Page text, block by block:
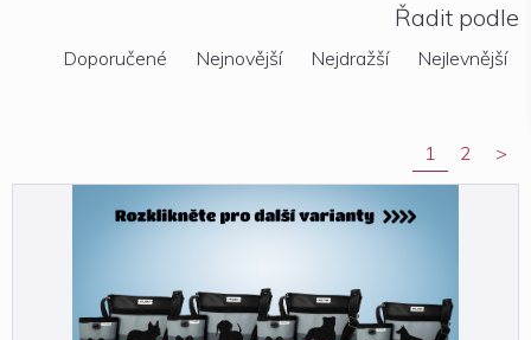
Řadit podle
Doporučené Nejnovější Nejdražší Nejlevnější
1 2 >